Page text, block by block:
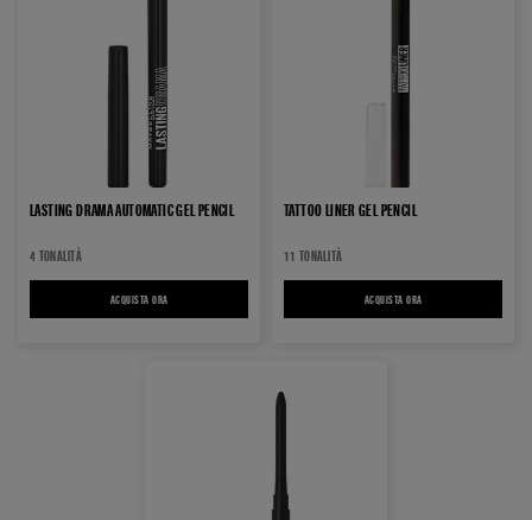
LASTING DRAMA AUTOMATIC GEL PENCIL
4 TONALITÀ
ACQUISTA ORA
TATTOO LINER GEL PENCIL
11 TONALITÀ
ACQUISTA ORA